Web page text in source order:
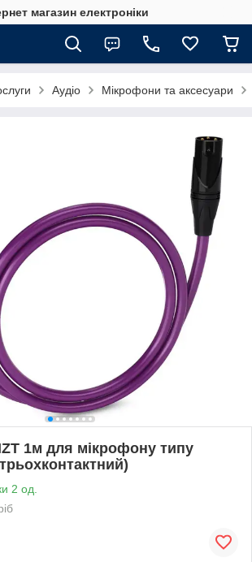
магазин електроніки
Аудіо Мікрофони та аксесуари
1м для мікрофону типу
2 од.